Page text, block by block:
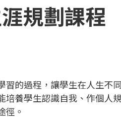
規劃課程
習的過程，讓學生在人生不
養學生認識自我、作個人
徑。